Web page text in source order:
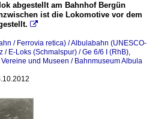
abgestellt am Bahnhof Bergün
ist die Lokomotive vor dem

/ Ferrovia retica) / Albulabahn (UNESCO-
/ E-Loks (Schmalspur) / Ge 6/6 I (RhB),
und Museen / Bahnmuseum Albula